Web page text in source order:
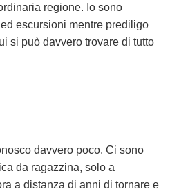
regione. Io sono
escursioni mentre prediligo
si può davvero trovare di tutto
davvero poco. Ci sono
da ragazzina, solo a
a distanza di anni di tornare e